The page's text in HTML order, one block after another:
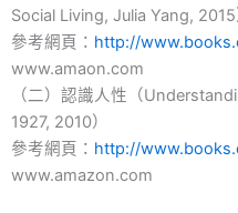
Social Living, Julia Yang, 2015
參考網頁： http://
www.amaon.com
（二）認識人性（
1927, 2010）
參考網頁： http://
www.amazon.com